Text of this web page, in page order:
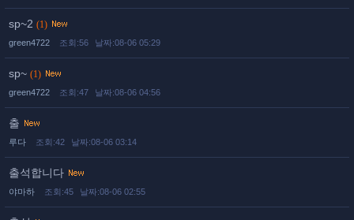
sp~2 (1)
green4722 조회:56 날짜:08-06 05:29
sp~ (1)
green4722 조회:47 날짜:08-06 04:56
출
루다 조회:42 날짜:08-06 03:14
출석합니다
야마하 조회:45 날짜:08-06 02:55